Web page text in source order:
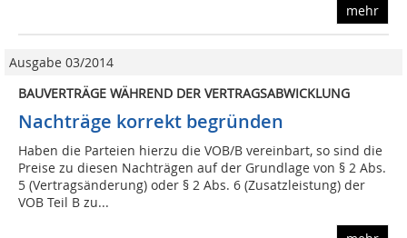
mehr
Ausgabe 03/2014
BAUVERTRÄGE WÄHREND DER VERTRAGSABWICKLUNG
Nachträge korrekt begründen
Haben die Parteien hierzu die VOB/B vereinbart, so sind die
Preise zu diesen Nachträgen auf der Grundlage von § 2 Abs.
5 (Vertragsänderung) oder § 2 Abs. 6 (Zusatzleistung) der
VOB Teil B zu...